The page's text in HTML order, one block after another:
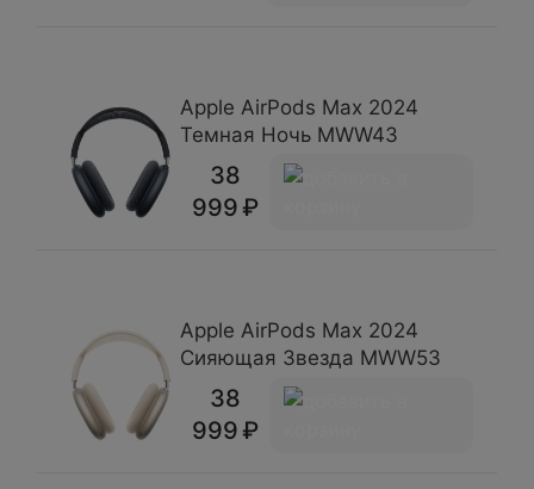
Apple AirPods Max 2024
Темная Ночь MWW43
38
999
Apple AirPods Max 2024
Сияющая Звезда MWW53
38
999